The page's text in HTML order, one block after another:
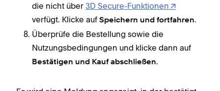
die nicht über 3D Secure-Funktionen
verfügt. Klicke auf Speichern und fortfahren.
Überprüfe die Bestellung sowie die
Nutzungsbedingungen und klicke dann auf
Bestätigen und Kauf abschließen.